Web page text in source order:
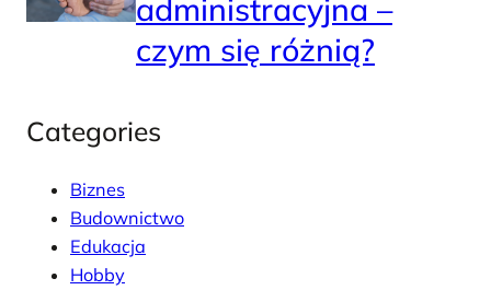
administracyjna –
czym się różnią?
Categories
Biznes
Budownictwo
Edukacja
Hobby